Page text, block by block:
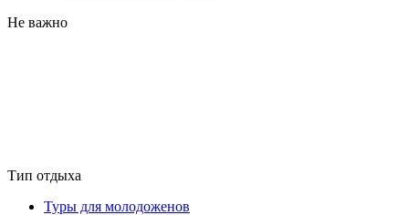
Не важно
Тип отдыха
Туры для молодоженов